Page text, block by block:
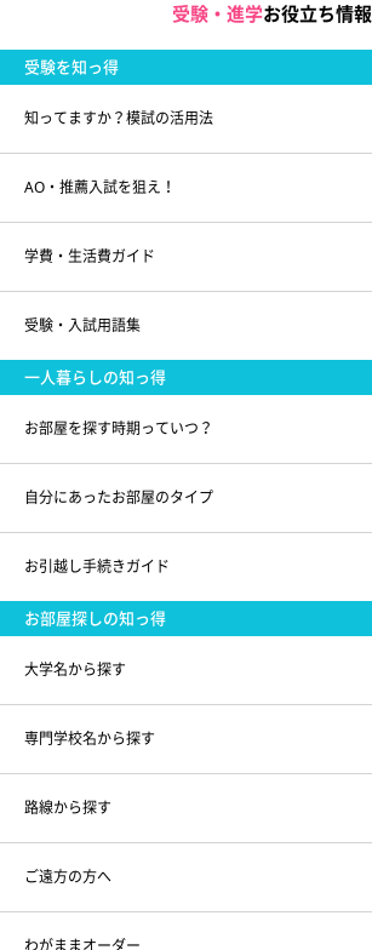
受験・進学お役立ち情報
受験を知っ得
知ってますか？模試の活用法
AO・推薦入試を狙え！
学費・生活費ガイド
受験・入試用語集
一人暮らしの知っ得
お部屋を探す時期っていつ？
自分にあったお部屋のタイプ
お引越し手続きガイド
お部屋探しの知っ得
大学名から探す
専門学校名から探す
路線から探す
ご遠方の方へ
わがままオーダー